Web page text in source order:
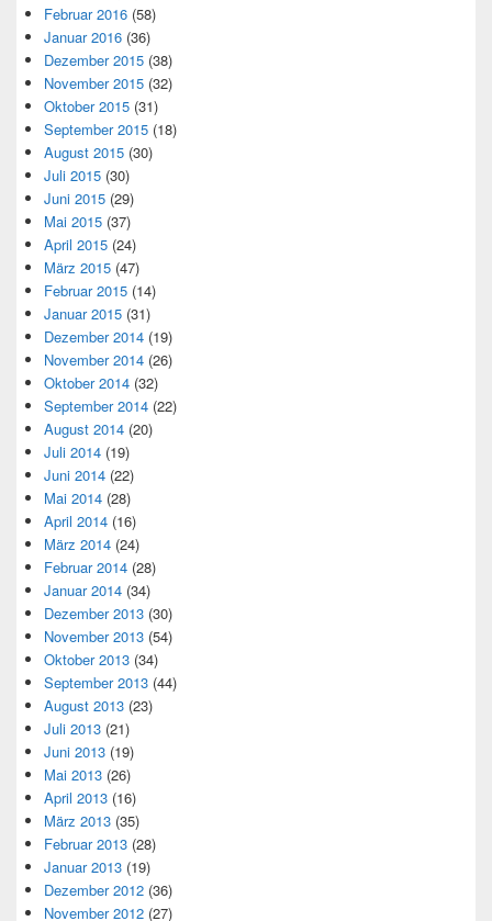
Februar 2016 (58)
Januar 2016 (36)
Dezember 2015 (38)
November 2015 (32)
Oktober 2015 (31)
September 2015 (18)
August 2015 (30)
Juli 2015 (30)
Juni 2015 (29)
Mai 2015 (37)
April 2015 (24)
März 2015 (47)
Februar 2015 (14)
Januar 2015 (31)
Dezember 2014 (19)
November 2014 (26)
Oktober 2014 (32)
September 2014 (22)
August 2014 (20)
Juli 2014 (19)
Juni 2014 (22)
Mai 2014 (28)
April 2014 (16)
März 2014 (24)
Februar 2014 (28)
Januar 2014 (34)
Dezember 2013 (30)
November 2013 (54)
Oktober 2013 (34)
September 2013 (44)
August 2013 (23)
Juli 2013 (21)
Juni 2013 (19)
Mai 2013 (26)
April 2013 (16)
März 2013 (35)
Februar 2013 (28)
Januar 2013 (19)
Dezember 2012 (36)
November 2012 (27)